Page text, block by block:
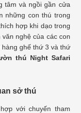
tâm và ngồi gần cửa
những con thú trong
hợp khi dạo trong
nghệ của các con
ghế thứ 3 và thứ
thú Night Safari
sở thú
với chuyến tham